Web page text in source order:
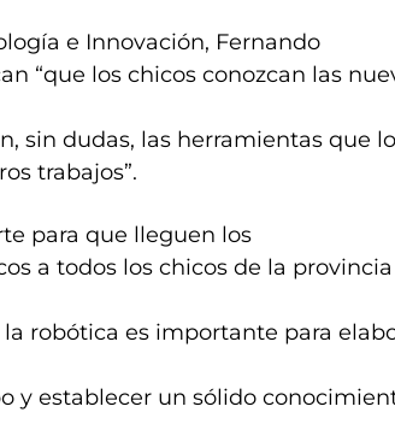
e Innovación, Fernando
“que los chicos conozcan las
sin dudas, las herramientas que
trabajos”.
para que lleguen los
a todos los chicos de la
robótica es importante para
y establecer un sólido